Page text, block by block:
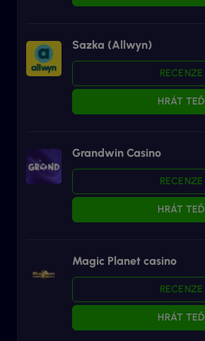
Sazka (Allwyn)
RECENZE
HRÁT TEĎ
Grandwin Casino
RECENZE
HRÁT TEĎ
Magic Planet casino
RECENZE
HRÁT TEĎ